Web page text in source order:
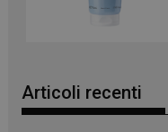
Articoli recenti